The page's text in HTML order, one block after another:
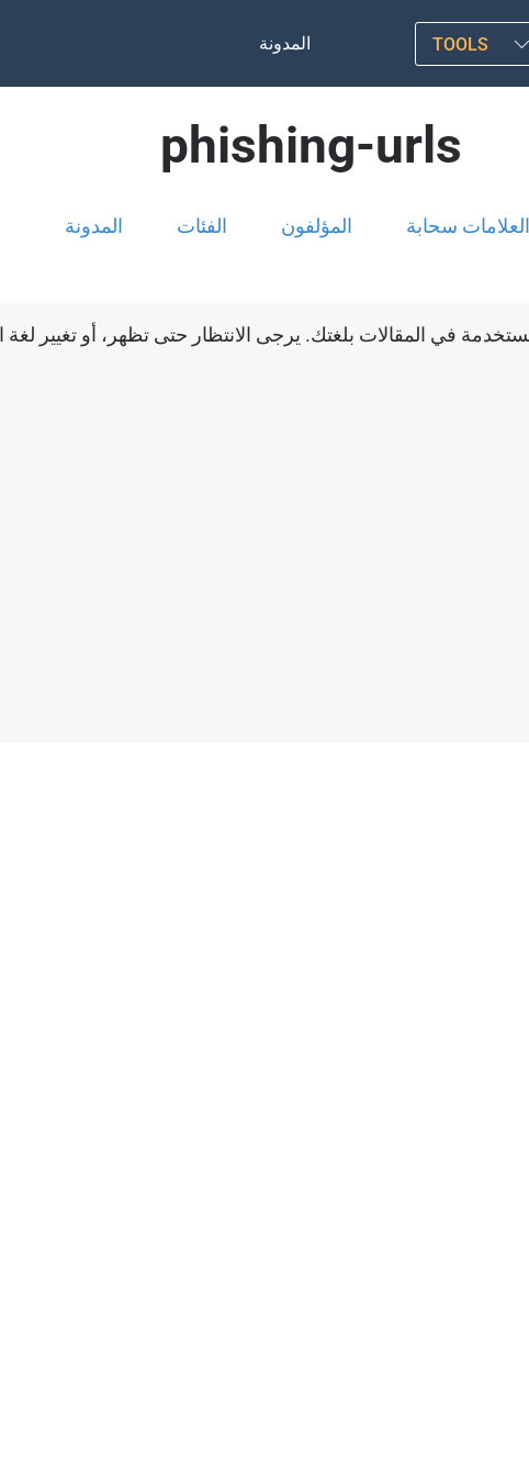
المدونة TOOLS
phishing-urls
المدونة الفئات المؤلفون العلامات سحابة